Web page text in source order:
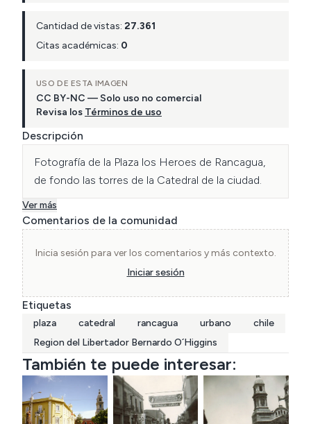
Cantidad de vistas: 27.361
Citas académicas: 0
USO DE ESTA IMAGEN
CC BY-NC — Solo uso no comercial
Revisa los Términos de uso
Descripción
Fotografía de la Plaza los Heroes de Rancagua,
de fondo las torres de la Catedral de la ciudad.
Ver más
Comentarios de la comunidad
Inicia sesión para ver los comentarios y más contexto.
Iniciar sesión
Etiquetas
plaza catedral rancagua urbano
chile
Region del Libertador Bernardo O´Higgins
También te puede interesar: